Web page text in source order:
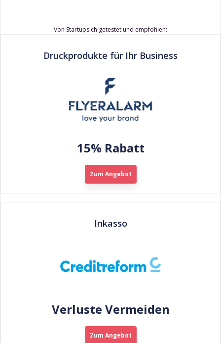
Von Startups.ch getestet und empfohlen:
Druckprodukte für Ihr Business
15% Rabatt
Zum Angebot
Inkasso
Verluste Vermeiden
Zum Angebot